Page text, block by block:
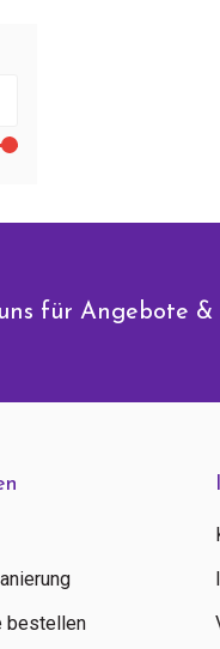
für Angebote
bestellen